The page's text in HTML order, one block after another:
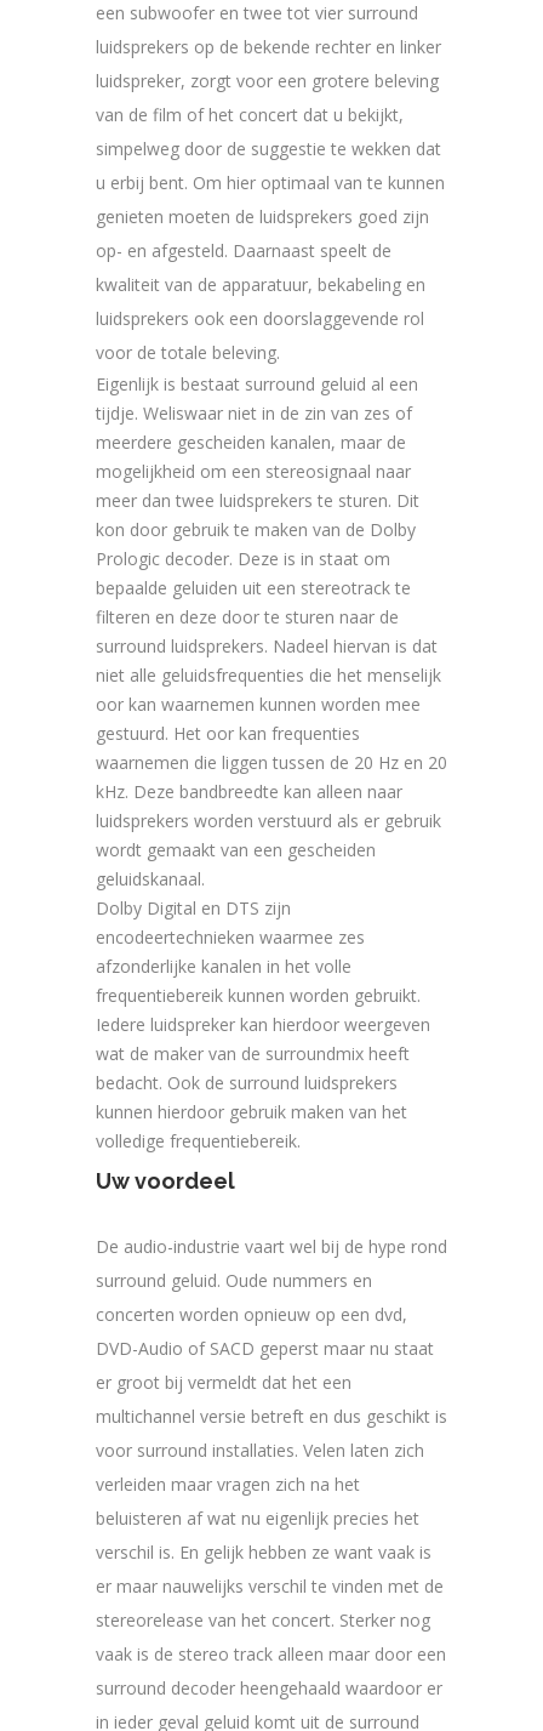
een subwoofer en twee tot vier surround
luidsprekers op de bekende rechter en linker
luidspreker, zorgt voor een grotere beleving
van de film of het concert dat u bekijkt,
simpelweg door de suggestie te wekken dat
u erbij bent. Om hier optimaal van te kunnen
genieten moeten de luidsprekers goed zijn
op- en afgesteld. Daarnaast speelt de
kwaliteit van de apparatuur, bekabeling en
luidsprekers ook een doorslaggevende rol
voor de totale beleving.
Eigenlijk is bestaat surround geluid al een
tijdje. Weliswaar niet in de zin van zes of
meerdere gescheiden kanalen, maar de
mogelijkheid om een stereosignaal naar
meer dan twee luidsprekers te sturen. Dit
kon door gebruik te maken van de Dolby
Prologic decoder. Deze is in staat om
bepaalde geluiden uit een stereotrack te
filteren en deze door te sturen naar de
surround luidsprekers. Nadeel hiervan is dat
niet alle geluidsfrequenties die het menselijk
oor kan waarnemen kunnen worden mee
gestuurd. Het oor kan frequenties
waarnemen die liggen tussen de 20 Hz en 20
kHz. Deze bandbreedte kan alleen naar
luidsprekers worden verstuurd als er gebruik
wordt gemaakt van een gescheiden
geluidskanaal.
Dolby Digital en DTS zijn
encodeertechnieken waarmee zes
afzonderlijke kanalen in het volle
frequentiebereik kunnen worden gebruikt.
Iedere luidspreker kan hierdoor weergeven
wat de maker van de surroundmix heeft
bedacht. Ook de surround luidsprekers
kunnen hierdoor gebruik maken van het
volledige frequentiebereik.
Uw voordeel
De audio-industrie vaart wel bij de hype rond
surround geluid. Oude nummers en
concerten worden opnieuw op een dvd,
DVD-Audio of SACD geperst maar nu staat
er groot bij vermeldt dat het een
multichannel versie betreft en dus geschikt is
voor surround installaties. Velen laten zich
verleiden maar vragen zich na het
beluisteren af wat nu eigenlijk precies het
verschil is. En gelijk hebben ze want vaak is
er maar nauwelijks verschil te vinden met de
stereorelease van het concert. Sterker nog
vaak is de stereo track alleen maar door een
surround decoder heengehaald waardoor er
in ieder geval geluid komt uit de surround